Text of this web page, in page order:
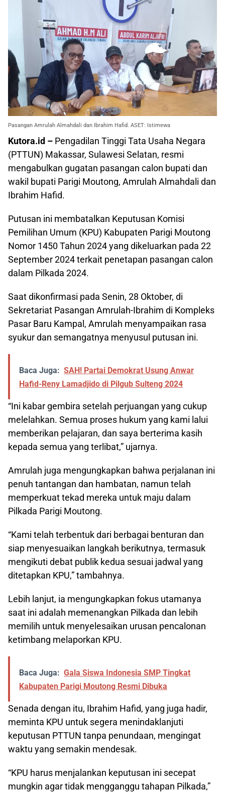
Pasangan Amrulah Almahdali dan Ibrahim Hafid. ASET: Istimewa
Kutora.id – Pengadilan Tinggi Tata Usaha Negara
(PTTUN) Makassar, Sulawesi Selatan, resmi
mengabulkan gugatan pasangan calon bupati dan
wakil bupati Parigi Moutong, Amrulah Almahdali dan
Ibrahim Hafid.
Putusan ini membatalkan Keputusan Komisi
Pemilihan Umum (KPU) Kabupaten Parigi Moutong
Nomor 1450 Tahun 2024 yang dikeluarkan pada 22
September 2024 terkait penetapan pasangan calon
dalam Pilkada 2024.
Saat dikonfirmasi pada Senin, 28 Oktober, di
Sekretariat Pasangan Amrulah-Ibrahim di Kompleks
Pasar Baru Kampal, Amrulah menyampaikan rasa
syukur dan semangatnya menyusul putusan ini.
Baca Juga: SAH! Partai Demokrat Usung Anwar
Hafid-Reny Lamadjido di Pilgub Sulteng 2024
“Ini kabar gembira setelah perjuangan yang cukup
melelahkan. Semua proses hukum yang kami lalui
memberikan pelajaran, dan saya berterima kasih
kepada semua yang terlibat,” ujarnya.
Amrulah juga mengungkapkan bahwa perjalanan ini
penuh tantangan dan hambatan, namun telah
memperkuat tekad mereka untuk maju dalam
Pilkada Parigi Moutong.
“Kami telah terbentuk dari berbagai benturan dan
siap menyesuaikan langkah berikutnya, termasuk
mengikuti debat publik kedua sesuai jadwal yang
ditetapkan KPU,” tambahnya.
Lebih lanjut, ia mengungkapkan fokus utamanya
saat ini adalah memenangkan Pilkada dan lebih
memilih untuk menyelesaikan urusan pencalonan
ketimbang melaporkan KPU.
Baca Juga: Gala Siswa Indonesia SMP Tingkat
Kabupaten Parigi Moutong Resmi Dibuka
Senada dengan itu, Ibrahim Hafid, yang juga hadir,
meminta KPU untuk segera menindaklanjuti
keputusan PTTUN tanpa penundaan, mengingat
waktu yang semakin mendesak.
“KPU harus menjalankan keputusan ini secepat
mungkin agar tidak mengganggu tahapan Pilkada,”